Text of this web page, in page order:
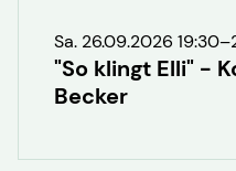
Sa. 26.09.2026
"So klingt Elli" -
Becker